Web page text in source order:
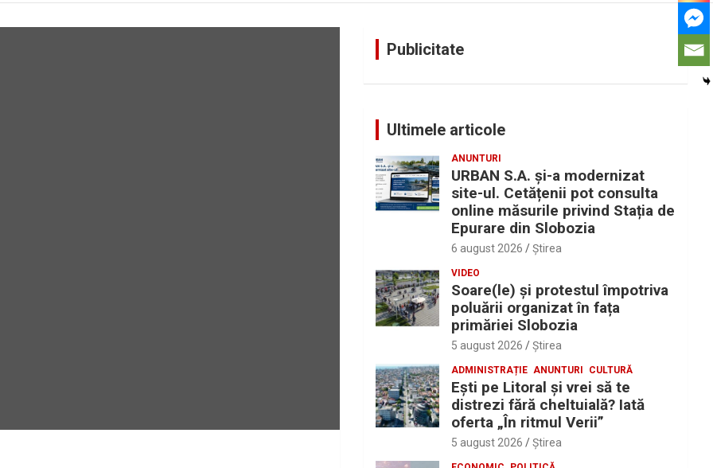
Publicitate
Ultimele articole
ANUNTURI
URBAN S.A. și-a modernizat
site-ul. Cetățenii pot consulta
online măsurile privind Stația de
Epurare din Slobozia
6 august 2026 Ştirea
VIDEO
Soare(le) și protestul împotriva
poluării organizat în fața
primăriei Slobozia
5 august 2026 Ştirea
ADMINISTRAȚIE ANUNTURI CULTURĂ
Eşti pe Litoral şi vrei să te
distrezi fără cheltuială? Iată
oferta „În ritmul Verii”
5 august 2026 Ştirea